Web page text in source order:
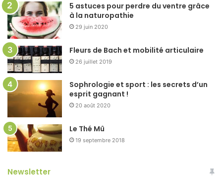
5 astuces pour perdre du ventre grâce
à la naturopathie
29 juin 2020
Fleurs de Bach et mobilité articulaire
26 juillet 2019
Sophrologie et sport : les secrets d’un
esprit gagnant !
20 août 2020
Le Thé Mû
19 septembre 2018
Newsletter